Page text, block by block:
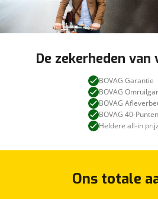
De zekerheden van
BOVAG Garantie
BOVAG
BOVAG
BOVAG 40-
Heldere all-in
Ons totale